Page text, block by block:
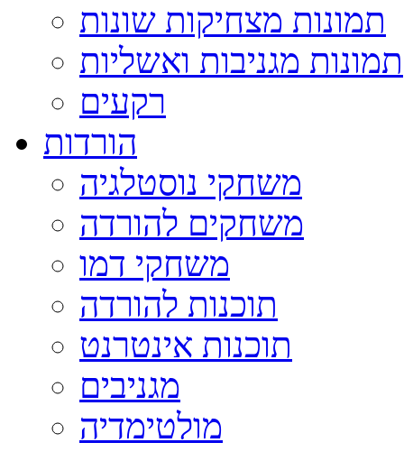
תמונות מצחיקות שונות
תמונות מגניבות ואשליות
רקעים
הורדות
משחקי נוסטלגיה
משחקים להורדה
משחקי דמו
תוכנות להורדה
תוכנות אינטרנט
מגניבים
מולטימדיה